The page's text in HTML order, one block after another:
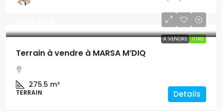
A VENDRE TITRÉ
Terrain à vendre à MARSA M’DIQ
275.5 m²
TERRAIN Details